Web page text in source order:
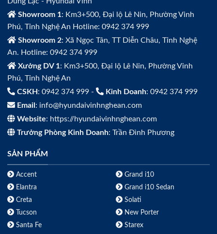
Showroom 1: Km3+500, Đại lộ Lê Nin, Phường Vinh
Phú, Tỉnh Nghệ An Hotline: 0942 374 999
Showroom 2: Xã Ngọc Tân, TT Diễn Châu, Tỉnh Nghệ
An. Hotline: 0942 374 999
Xưởng DV 1: Km3+500, Đại lộ Lê Nin, Phường Vinh
Phú, Tỉnh Nghệ An
CSKH : 0942 374 999 - Kinh Doanh: 0942 374 999
Email : info@hyundaivinhnghean.com
Website: https://hyundaivinhnghean.com
Trưởng Phòng Kinh Doanh: Trần Đình Phương
SẢN PHẨM
Accent
Elantra
Creta
Tucson
Santa Fe
Grand i10
Grand i10 Sedan
Solati
New Porter
Starex